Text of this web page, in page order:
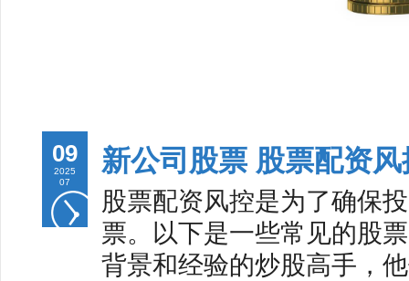
09
2025
07
新公司股票 股票配资
股票配资风控是为了确保
票。以下是一些常见的股
背景和经验的炒股高手，